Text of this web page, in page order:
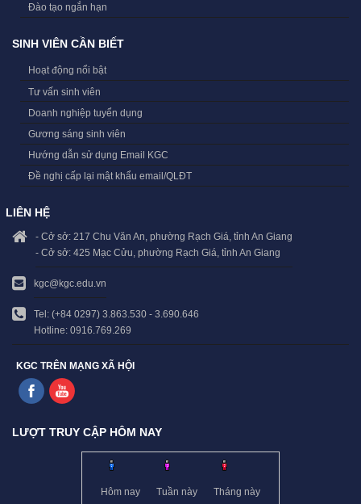
Đào tạo ngắn hạn
SINH VIÊN CẦN BIẾT
Hoạt động nổi bật
Tư vấn sinh viên
Doanh nghiệp tuyển dụng
Gương sáng sinh viên
Hướng dẫn sử dụng Email KGC
Đề nghị cấp lại mật khẩu email/QLĐT
LIÊN HỆ
- Cở sở: 217 Chu Văn An, phường Rạch Giá, tỉnh An Giang
- Cở sở: 425 Mạc Cửu, phường Rạch Giá, tỉnh An Giang
kgc@kgc.edu.vn
Tel: (+84 0297) 3.863.530 - 3.690.646
Hotline: 0916.769.269
KGC TRÊN MẠNG XÃ HỘI
LƯỢT TRUY CẬP HÔM NAY
Hôm nay Tuần này Tháng này